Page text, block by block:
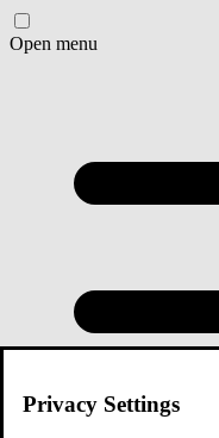
Open menu
Privacy Settings